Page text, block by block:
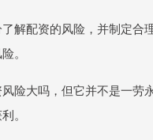
解配资的风险，并制定合
。
险大吗，但它并不是一劳
。